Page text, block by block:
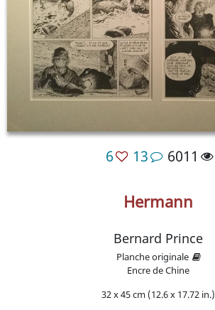
6 13 6011
Hermann
Bernard Prince
Planche originale
Encre de Chine
32 x 45 cm (12.6 x 17.72 in.)